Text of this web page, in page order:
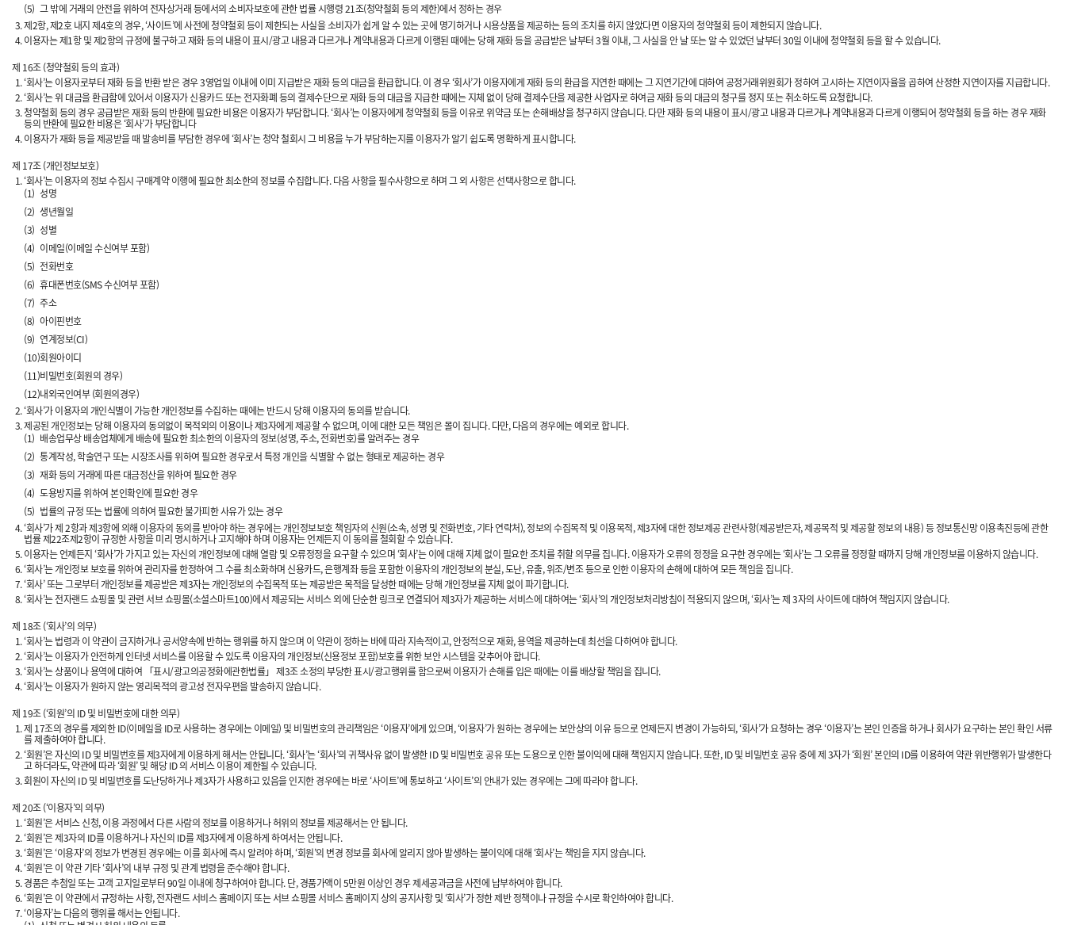
(5) 그 밖에 거래의 안전을 위하여 전자상거래 등에서의 소비자보호에 관한 법률 시행령 21조(청약철회 등의 제한)에서 정하는 경우
제2항, 제2호 내지 제4호의 경우, ‘사이트’에 사전에 청약철회 등이 제한되는 사실을 소비자가 쉽게 알 수 있는 곳에 명기하거나 시용상품을 제공하는 등의 조치를 하지 않았다면 이용자의 청약철회 등이 제한되지 않습니다.
이용자는 제1항 및 제2항의 규정에 불구하고 재화 등의 내용이 표시/광고 내용과 다르거나 계약내용과 다르게 이행된 때에는 당해 재화 등을 공급받은 날부터 3월 이내, 그 사실을 안 날 또는 알 수 있었던 날부터 30일 이내에 청약철회 등을 할 수 있습니다.
제 16조 (청약철회 등의 효과)
‘회사’는 이용자로부터 재화 등을 반환 받은 경우 3영업일 이내에 이미 지급받은 재화 등의 대금을 환급합니다. 이 경우 ‘회사’가 이용자에게 재화 등의 환급을 지연한 때에는 그 지연기간에 대하여 공정거래위원회가 정하여 고시하는 지연이자율을 곱하여 산정한 지연이자를 지급합니다.
‘회사’는 위 대금을 환급함에 있어서 이용자가 신용카드 또는 전자화폐 등의 결제수단으로 재화 등의 대금을 지급한 때에는 지체 없이 당해 결제수단을 제공한 사업자로 하여금 재화 등의 대금의 청구를 정지 또는 취소하도록 요청합니다.
청약철회 등의 경우 공급받은 재화 등의 반환에 필요한 비용은 이용자가 부담합니다. ‘회사’는 이용자에게 청약철회 등을 이유로 위약금 또는 손해배상을 청구하지 않습니다. 다만 재화 등의 내용이 표시/광고 내용과 다르거나 계약내용과 다르게 이행되어 청약철회 등을 하는 경우 재화
등의 반환에 필요한 비용은 ‘회사’가 부담합니다
이용자가 재화 등을 제공받을 때 발송비를 부담한 경우에 ‘회사’는 청약 철회시 그 비용을 누가 부담하는지를 이용자가 알기 쉽도록 명확하게 표시합니다.
제 17조 (개인정보보호)
‘회사’는 이용자의 정보 수집시 구매계약 이행에 필요한 최소한의 정보를 수집합니다. 다음 사항을 필수사항으로 하며 그 외 사항은 선택사항으로 합니다.
(1) 성명
(2) 생년월일
(3) 성별
(4) 이메일(이메일 수신여부 포함)
(5) 전화번호
(6) 휴대폰번호(SMS 수신여부 포함)
(7) 주소
(8) 아이핀번호
(9) 연계정보(CI)
(10)회원아이디
(11)비밀번호(회원의 경우)
(12)내외국인여부 (회원의경우)
‘회사’가 이용자의 개인식별이 가능한 개인정보를 수집하는 때에는 반드시 당해 이용자의 동의를 받습니다.
제공된 개인정보는 당해 이용자의 동의없이 목적외의 이용이나 제3자에게 제공할 수 없으며, 이에 대한 모든 책임은 몰이 집니다. 다만, 다음의 경우에는 예외로 합니다.
(1) 배송업무상 배송업체에게 배송에 필요한 최소한의 이용자의 정보(성명, 주소, 전화번호)를 알려주는 경우
(2) 통계작성, 학술연구 또는 시장조사를 위하여 필요한 경우로서 특정 개인을 식별할 수 없는 형태로 제공하는 경우
(3) 재화 등의 거래에 따른 대금정산을 위하여 필요한 경우
(4) 도용방지를 위하여 본인확인에 필요한 경우
(5) 법률의 규정 또는 법률에 의하여 필요한 불가피한 사유가 있는 경우
‘회사’가 제 2항과 제3항에 의해 이용자의 동의를 받아야 하는 경우에는 개인정보보호 책임자의 신원(소속, 성명 및 전화번호, 기타 연락처), 정보의 수집목적 및 이용목적, 제3자에 대한 정보제공 관련사항(제공받은자, 제공목적 및 제공할 정보의 내용) 등 정보통신망 이용촉진등에 관한
법률 제22조제2항이 규정한 사항을 미리 명시하거나 고지해야 하며 이용자는 언제든지 이 동의를 철회할 수 있습니다.
이용자는 언제든지 ‘회사’가 가지고 있는 자신의 개인정보에 대해 열람 및 오류정정을 요구할 수 있으며 ‘회사’는 이에 대해 지체 없이 필요한 조치를 취할 의무를 집니다. 이용자가 오류의 정정을 요구한 경우에는 ‘회사’는 그 오류를 정정할 때까지 당해 개인정보를 이용하지 않습니다.
‘회사’는 개인정보 보호를 위하여 관리자를 한정하여 그 수를 최소화하며 신용카드, 은행계좌 등을 포함한 이용자의 개인정보의 분실, 도난, 유출, 위조/변조 등으로 인한 이용자의 손해에 대하여 모든 책임을 집니다.
‘회사’ 또는 그로부터 개인정보를 제공받은 제3자는 개인정보의 수집목적 또는 제공받은 목적을 달성한 때에는 당해 개인정보를 지체 없이 파기합니다.
‘회사’는 전자랜드 쇼핑몰 및 관련 서브 쇼핑몰(소셜스마트100)에서 제공되는 서비스 외에 단순한 링크로 연결되어 제3자가 제공하는 서비스에 대하여는 ‘회사’의 개인정보처리방침이 적용되지 않으며, ‘회사’는 제 3자의 사이트에 대하여 책임지지 않습니다.
제 18조 (‘회사’의 의무)
‘회사’는 법령과 이 약관이 금지하거나 공서양속에 반하는 행위를 하지 않으며 이 약관이 정하는 바에 따라 지속적이고, 안정적으로 재화, 용역을 제공하는데 최선을 다하여야 합니다.
‘회사’는 이용자가 안전하게 인터넷 서비스를 이용할 수 있도록 이용자의 개인정보(신용정보 포함)보호를 위한 보안 시스템을 갖추어야 합니다.
‘회사’는 상품이나 용역에 대하여 「표시/광고의공정화에관한법률」 제3조 소정의 부당한 표시/광고행위를 함으로써 이용자가 손해를 입은 때에는 이를 배상할 책임을 집니다.
‘회사’는 이용자가 원하지 않는 영리목적의 광고성 전자우편을 발송하지 않습니다.
제 19조 (‘회원’의 ID 및 비밀번호에 대한 의무)
제 17조의 경우를 제외한 ID(이메일을 ID로 사용하는 경우에는 이메일) 및 비밀번호의 관리책임은 ‘이용자’에게 있으며, ‘이용자’가 원하는 경우에는 보안상의 이유 등으로 언제든지 변경이 가능하되, ‘회사’가 요청하는 경우 ‘이용자’는 본인 인증을 하거나 회사가 요구하는 본인 확인 서류
를 제출하여야 합니다.
‘회원’은 자신의 ID 및 비밀번호를 제3자에게 이용하게 해서는 안됩니다. ‘회사’는 ‘회사’의 귀책사유 없이 발생한 ID 및 비밀번호 공유 또는 도용으로 인한 불이익에 대해 책임지지 않습니다. 또한, ID 및 비밀번호 공유 중에 제 3자가 ‘회원’ 본인의 ID를 이용하여 약관 위반행위가 발생한다
고 하더라도, 약관에 따라 ‘회원’ 및 해당 ID 의 서비스 이용이 제한될 수 있습니다.
회원이 자신의 ID 및 비밀번호를 도난당하거나 제3자가 사용하고 있음을 인지한 경우에는 바로 ‘사이트’에 통보하고 ‘사이트’의 안내가 있는 경우에는 그에 따라야 합니다.
제 20조 (‘이용자’의 의무)
‘회원’은 서비스 신청, 이용 과정에서 다른 사람의 정보를 이용하거나 허위의 정보를 제공해서는 안 됩니다.
‘회원’은 제3자의 ID를 이용하거나 자신의 ID를 제3자에게 이용하게 하여서는 안됩니다.
‘회원’은 ‘이용자’의 정보가 변경된 경우에는 이를 회사에 즉시 알려야 하며, ‘회원’의 변경 정보를 회사에 알리지 않아 발생하는 불이익에 대해 ‘회사’는 책임을 지지 않습니다.
‘회원’은 이 약관 기타 ‘회사’의 내부 규정 및 관계 법령을 준수해야 합니다.
경품은 추첨일 또는 고객 고지일로부터 90일 이내에 청구하여야 합니다. 단, 경품가액이 5만원 이상인 경우 제세공과금을 사전에 납부하여야 합니다.
‘회원’은 이 약관에서 규정하는 사항, 전자랜드 서비스 홈페이지 또는 서브 쇼핑몰 서비스 홈페이지 상의 공지사항 및 ‘회사’가 정한 제반 정책이나 규정을 수시로 확인하여야 합니다.
‘이용자’는 다음의 행위를 해서는 안됩니다.